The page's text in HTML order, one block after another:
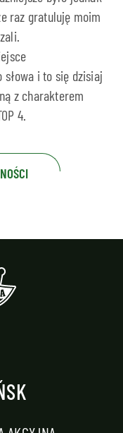
raz gratuluję moim
i to się dzisiaj
z charakterem
4.